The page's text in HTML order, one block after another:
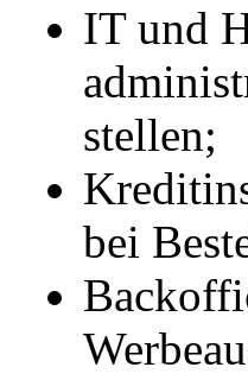
IT und
stellen;
bei